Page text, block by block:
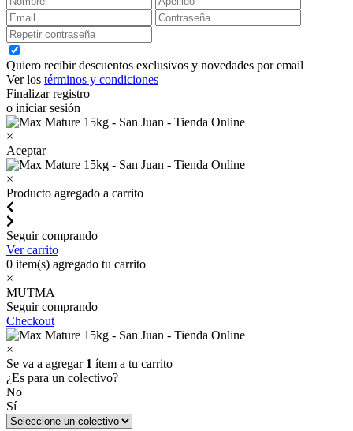
Quiero recibir descuentos exclusivos y novedades por email
Ver los términos y condiciones
Finalizar registro
o iniciar sesión
×
Aceptar
×
Producto agregado a carrito
Seguir comprando
Ver carrito
0 item(s) agregado tu carrito
×
MUTMA
Seguir comprando
Checkout
×
Se va a agregar 1 ítem a tu carrito
¿Es para un colectivo?
No
Sí